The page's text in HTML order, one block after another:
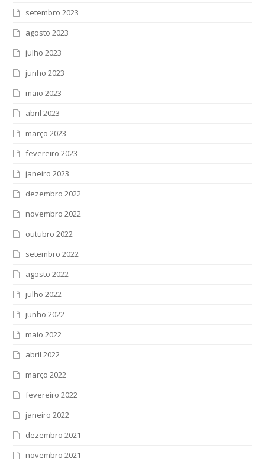
setembro 2023
agosto 2023
julho 2023
junho 2023
maio 2023
abril 2023
março 2023
fevereiro 2023
janeiro 2023
dezembro 2022
novembro 2022
outubro 2022
setembro 2022
agosto 2022
julho 2022
junho 2022
maio 2022
abril 2022
março 2022
fevereiro 2022
janeiro 2022
dezembro 2021
novembro 2021